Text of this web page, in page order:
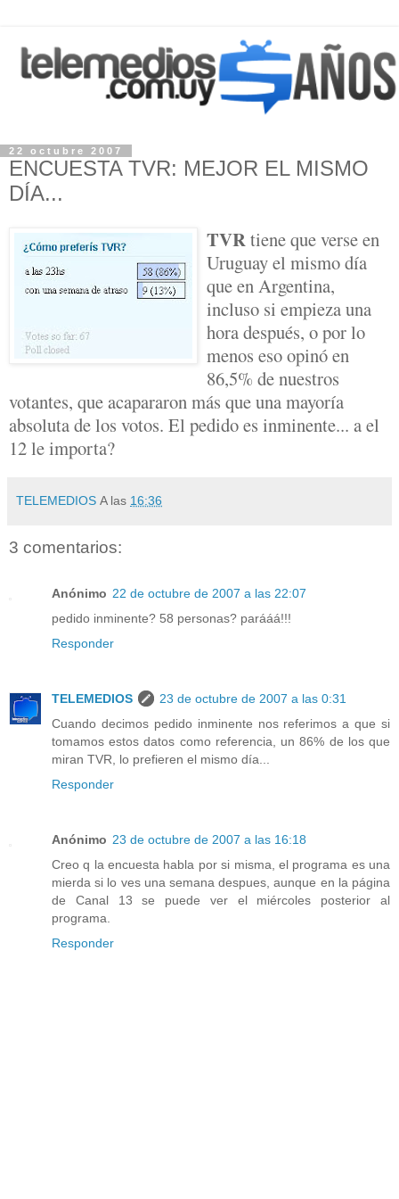
22 octubre 2007
ENCUESTA TVR: MEJOR EL MISMO
DÍA...
TVRtiene que verse en
Uruguay el mismo día
que en Argentina,
incluso si empieza una
hora después, o por lo
menos eso opinó en
86,5% de nuestros
votantes, que acapararon más que una mayoría
absoluta de los votos. El pedido es inminente... a el
12 le importa?
TELEMEDIOS A las 16:36
3 comentarios:
Anónimo 22 de octubre de 2007 a las 22:07
pedido inminente? 58 personas? parááá!!!
Responder
TELEMEDIOS
23 de octubre de 2007 a las 0:31
Cuando decimos pedido inminente nos referimos a que si
tomamos estos datos como referencia, un 86% de los que
miran TVR, lo prefieren el mismo día...
Responder
Anónimo 23 de octubre de 2007 a las 16:18
Creo q la encuesta habla por si misma, el programa es una
mierda si lo ves una semana despues, aunque en la página
de Canal 13 se puede ver el miércoles posterior al
programa.
Responder